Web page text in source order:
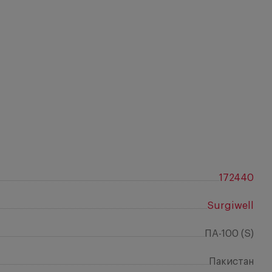
172440
Surgiwell
ПА-100 (S)
Пакистан